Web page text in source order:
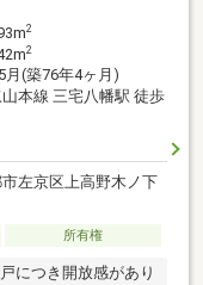
2
2
月(築76年4ヶ月)
本線 三宅八幡駅 徒歩
左京区上高野木ノ下
所有権
につき開放感があり